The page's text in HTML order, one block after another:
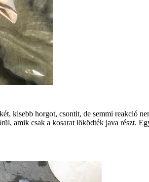
kisebb horgot, csontit, de semmi reakció
amik csak a kosarat löködték java részt.